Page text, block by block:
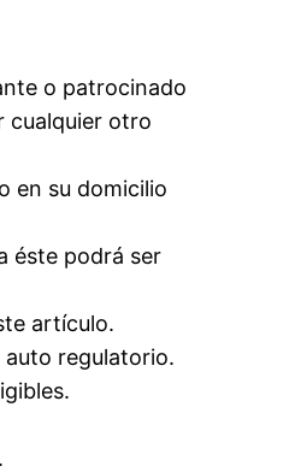
o patrocinado
cualquier otro
en su domicilio
éste podrá ser
artículo.
auto regulatorio.